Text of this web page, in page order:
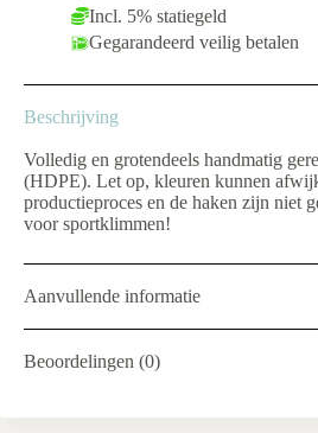
Incl. 5% statiegeld
Gegarandeerd veilig betalen
Beschrijving
Volledig en grotendeels handmatig
(HDPE). Let op, kleuren kunnen
productieproces en de haken zijn niet
voor sportklimmen!
Aanvullende informatie
Beoordelingen (0)